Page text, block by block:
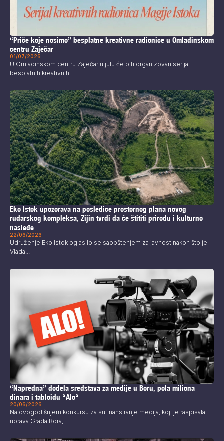
“Priče koje nosimo” besplatne kreativne radionice u Omladinskom
centru Zaječar
01/07/2026
U Omladinskom centru Zaječar u julu će biti organizovan serijal
besplatnih kreativnih...
Eko Istok upozorava na posledice prostornog plana novog
rudarskog kompleksa, Zijin tvrdi da će štititi prirodu i kulturno
nasleđe
22/06/2026
Udruženje Eko Istok oglasilo se saopštenjem za javnost nakon što je
Vlada...
“Napredna” dodela sredstava za medije u Boru, pola miliona
dinara i tabloidu “Alo“
20/06/2026
Na ovogodišnjem konkursu za sufinansiranje medija, koji je raspisala
uprava Grada Bora,...